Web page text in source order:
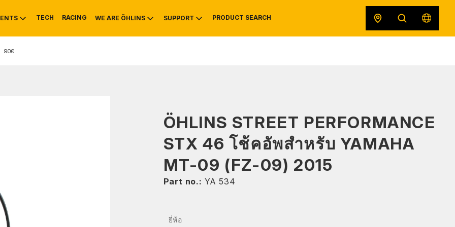
MOUNTAIN BIKE
TECH RACING WE ARE ÖHLINS
HISTORY
SUPPORT
SERVICE INFO & RECALLS
PRODUCT SEARCH
900
ÖHLINS STREET PERFORMANCE
STX 46 โช้คอัพสำหรับ YAMAHA
MT-09 (FZ-09) 2015
Part no.: YA 534
ยี่ห้อ